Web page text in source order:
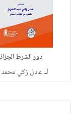
دور الشرط
لـعادل زكي